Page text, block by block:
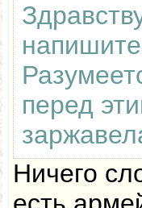
перед
Ничего